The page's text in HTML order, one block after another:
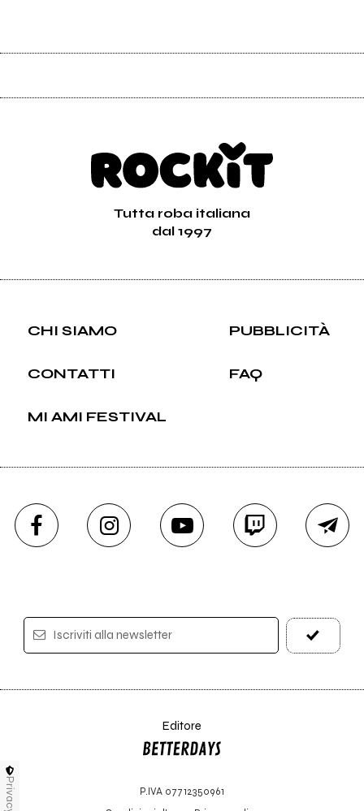
Tutta roba italiana
dal 1997
CHI SIAMO PUBBLICITÀ
CONTATTI FAQ
MI AMI FESTIVAL
Iscriviti alla newsletter
Editore
P.IVA 07712350961
Privacy